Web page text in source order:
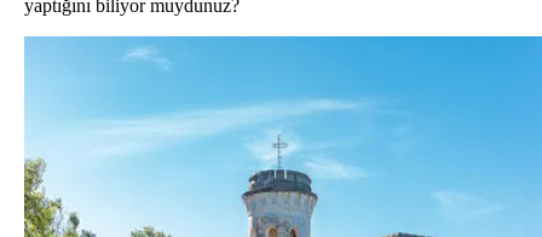
yaptığını biliyor muydunuz?